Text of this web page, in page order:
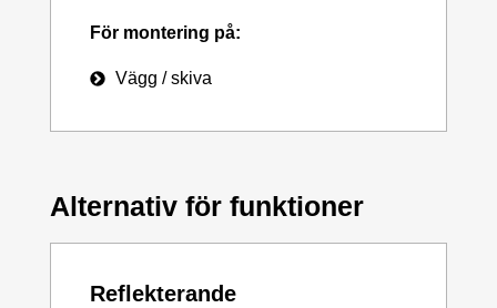
För montering på:
Vägg / skiva
Alternativ för funktioner
Reflekterande